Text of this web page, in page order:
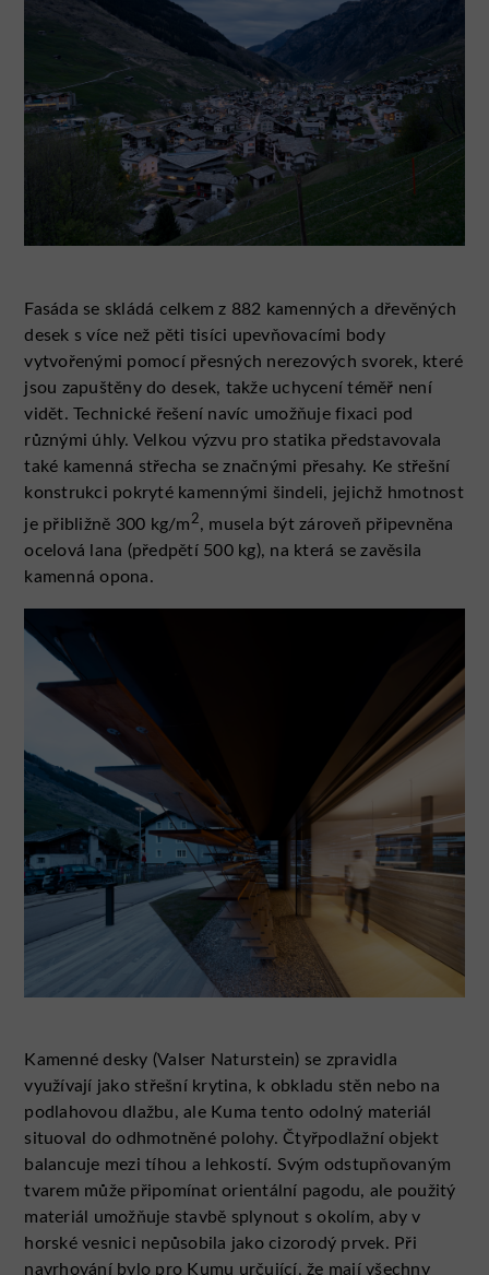
Fasáda se skládá celkem z 882 kamenných a dřevěných
desek s více než pěti tisíci upevňovacími body
vytvořenými pomocí přesných nerezových svorek, které
jsou zapuštěny do desek, takže uchycení téměř není
vidět. Technické řešení navíc umožňuje fixaci pod
různými úhly. Velkou výzvu pro statika představovala
také kamenná střecha se značnými přesahy. Ke střešní
konstrukci pokryté kamennými šindeli, jejichž hmotnost
je přibližně 300 kg/m2, musela být zároveň připevněna
ocelová lana (předpětí 500 kg), na která se zavěsila
kamenná opona.
Kamenné desky (Valser Naturstein) se zpravidla
využívají jako střešní krytina, k obkladu stěn nebo na
podlahovou dlažbu, ale Kuma tento odolný materiál
situoval do odhmotněné polohy. Čtyřpodlažní objekt
balancuje mezi tíhou a lehkostí. Svým odstupňovaným
tvarem může připomínat orientální pagodu, ale použitý
materiál umožňuje stavbě splynout s okolím, aby v
horské vesnici nepůsobila jako cizorodý prvek. Při
navrhování bylo pro Kumu určující, že mají všechny